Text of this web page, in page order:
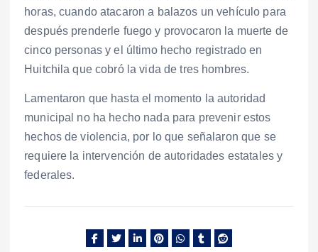
horas, cuando atacaron a balazos un vehículo para
después prenderle fuego y provocaron la muerte de
cinco personas y el último hecho registrado en
Huitchila que cobró la vida de tres hombres.
Lamentaron que hasta el momento la autoridad
municipal no ha hecho nada para prevenir estos
hechos de violencia, por lo que señalaron que se
requiere la intervención de autoridades estatales y
federales.